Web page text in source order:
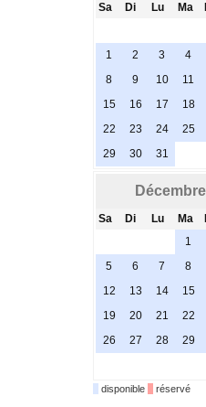
Sa Di Lu Ma
1 2 3 4
8
9 10 11
15
16 17 18
22
23 24 25
29
30 31
Sa Di Lu Ma
1
5
6 7 8
12
13 14 15
19
20 21 22
26
27 28 29
disponible réservé